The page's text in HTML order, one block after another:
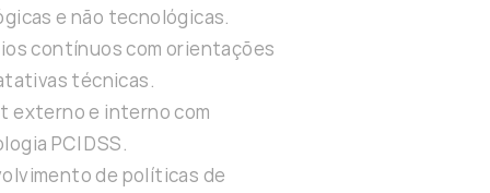
e não tecnológicas.
contínuos com orientações
técnicas.
externo e interno com
PCI DSS.
de políticas de